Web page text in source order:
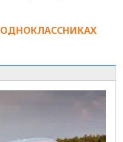
ОДНОКЛАССНИКАХ